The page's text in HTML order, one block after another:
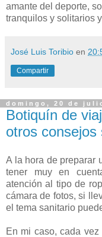
amante del deporte,
tranquilos y solitarios
José Luis Toribio en
Compartir
domingo, 20 de
Botiquín de
otros consejos
A la hora de preparar
tener muy en
atención al tipo de
cámara de fotos, si
el tema sanitario
En mi caso, cada